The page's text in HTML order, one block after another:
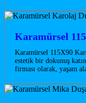
Karamürsel
Karamürsel 115X90
estetik bir dokunuş
firması olarak, yaşam